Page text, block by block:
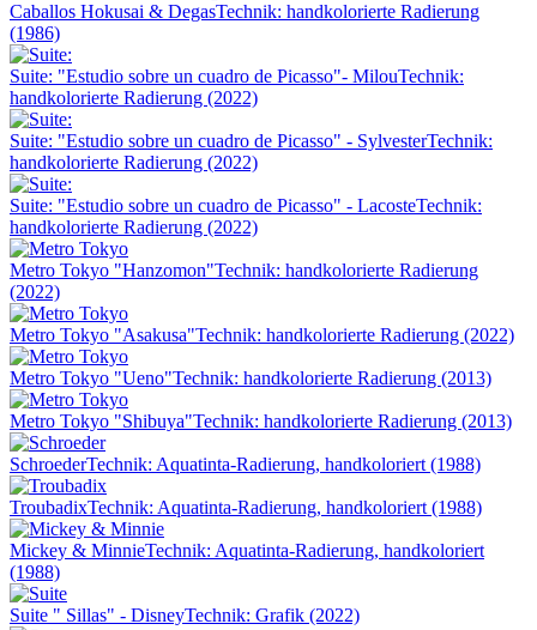
Caballos Hokusai & DegasTechnik: handkolorierte Radierung
(1986)
Suite: "Estudio sobre un cuadro de Picasso"- MilouTechnik:
handkolorierte Radierung (2022)
Suite: "Estudio sobre un cuadro de Picasso" - SylvesterTechnik:
handkolorierte Radierung (2022)
Suite: "Estudio sobre un cuadro de Picasso" - LacosteTechnik:
handkolorierte Radierung (2022)
Metro Tokyo "Hanzomon"Technik: handkolorierte Radierung
(2022)
Metro Tokyo "Asakusa"Technik: handkolorierte Radierung (2022)
Metro Tokyo "Ueno"Technik: handkolorierte Radierung (2013)
Metro Tokyo "Shibuya"Technik: handkolorierte Radierung (2013)
SchroederTechnik: Aquatinta-Radierung, handkoloriert (1988)
TroubadixTechnik: Aquatinta-Radierung, handkoloriert (1988)
Mickey & MinnieTechnik: Aquatinta-Radierung, handkoloriert
(1988)
Suite " Sillas" - DisneyTechnik: Grafik (2022)